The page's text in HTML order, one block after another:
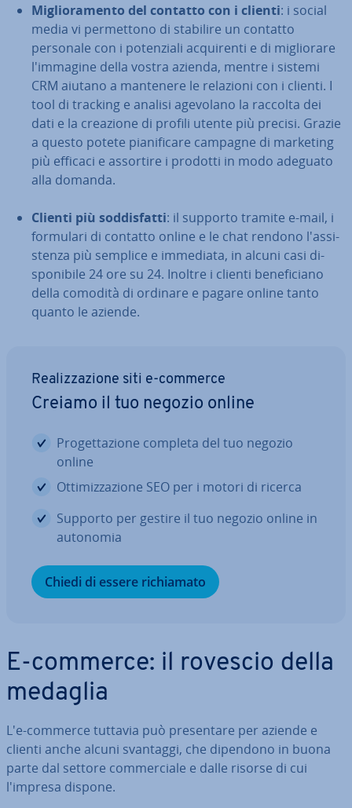
Mi­glio­ra­men­to del contatto con i clienti: i social
media vi per­met­to­no di stabilire un contatto
personale con i po­ten­zia­li ac­qui­ren­ti e di mi­glio­ra­re
l'im­ma­gi­ne della vostra azienda, mentre i sistemi
CRM aiutano a mantenere le relazioni con i clienti. I
tool di tracking e analisi agevolano la raccolta dei
dati e la creazione di profili utente più precisi. Grazie
a questo potete pia­ni­fi­ca­re campagne di marketing
più efficaci e assortire i prodotti in modo adeguato
alla domanda.
Clienti più sod­di­sfat­ti: il supporto tramite e-mail, i
formulari di contatto online e le chat rendono l'as­si­
sten­za più semplice e immediata, in alcuni casi di­
spo­ni­bi­le 24 ore su 24. Inoltre i clienti be­ne­fi­cia­no
della comodità di ordinare e pagare online tanto
quanto le aziende.
Rea­liz­za­zio­ne siti e-commerce
Creiamo il tuo negozio online
Pro­get­ta­zio­ne completa del tuo negozio
online
Ot­ti­miz­za­zio­ne SEO per i motori di ricerca
Supporto per gestire il tuo negozio online in
autonomia
Chiedi di essere ri­chia­ma­to
E-commerce: il rovescio della
medaglia
L'e-commerce tuttavia può pre­sen­ta­re per aziende e
clienti anche alcuni svantaggi, che dipendono in buona
parte dal settore com­mer­cia­le e dalle risorse di cui
l'impresa dispone.